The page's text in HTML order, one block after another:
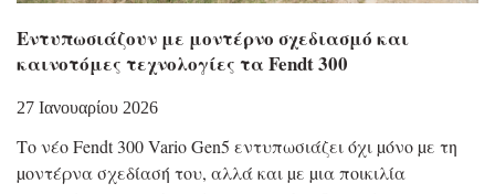
Εντυπωσιάζουν με μοντέρνο σχεδιασμό και
καινοτόμες τεχνολογίες τα Fendt 300
27 Ιανουαρίου 2026
Το νέο Fendt 300 Vario Gen5 εντυπωσιάζει όχι µόνο µε τη
µοντέρνα σχεδίασή του, αλλά και µε µια ποικιλία